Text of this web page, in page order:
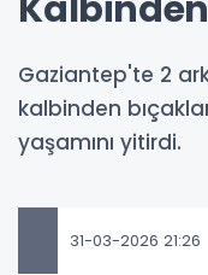
Gaziantep'te 2
kalbinden
yaşamını yitirdi.
31-03-2026 21:26